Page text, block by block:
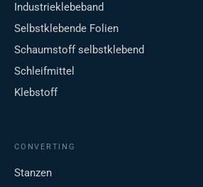
Industrieklebeband
Selbstklebende Folien
Schaumstoff selbstklebend
Schleifmittel
Klebstoff
CONVERTING
Stanzen